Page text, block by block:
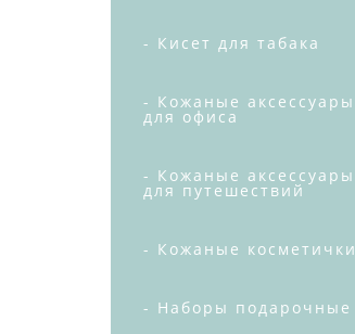
- Кисет для табака
- Кожаные аксессуары
для офиса
- Кожаные аксессуары
для путешествий
- Кожаные косметички
- Наборы подарочные